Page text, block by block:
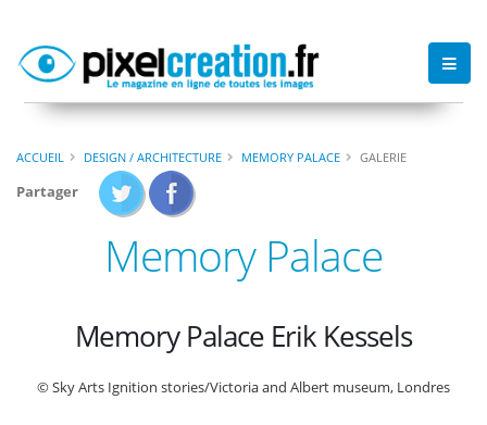
ACCUEIL DESIGN / ARCHITECTURE MEMORY PALACE GALERIE
Partager
Memory Palace
Memory Palace Erik Kessels
© Sky Arts Ignition stories/Victoria and Albert museum, Londres